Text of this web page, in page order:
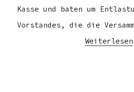
Kasse und baten um
Vorstandes, die die
Weiterlesen